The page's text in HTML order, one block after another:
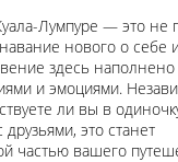
Лумпуре — это не
нового о себе
здесь наполнено
и эмоциями.
ли вы в
это станет
частью вашего